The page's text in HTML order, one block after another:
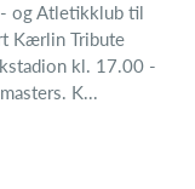
og Atletikklub til
Kærlin Tribute
kl. 17.00 -
K...